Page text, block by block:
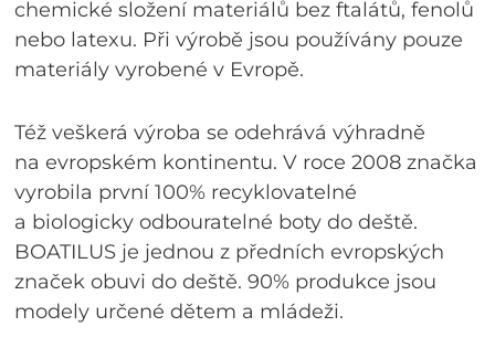
chemické složení materiálů bez ftalátů, fenolů
nebo latexu. Při výrobě jsou používány pouze
materiály vyrobené v Evropě.
Též veškerá výroba se odehrává výhradně
na evropském kontinentu. V roce 2008 značka
vyrobila první 100% recyklovatelné
a biologicky odbouratelné boty do deště.
BOATILUS je jednou z předních evropských
značek obuvi do deště. 90% produkce jsou
modely určené dětem a mládeži.